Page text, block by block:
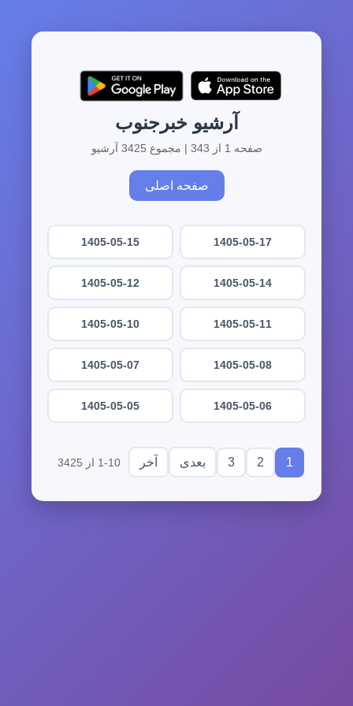
آرشیو خبرجنوب
صفحه 1 از 343 | مجموع 3425 آرشیو
صفحه اصلی
1405-05-17
1405-05-15
1405-05-14
1405-05-12
1405-05-11
1405-05-10
1405-05-08
1405-05-07
1405-05-06
1405-05-05
1
2
3 بعدی آخر 1-10 از 3425